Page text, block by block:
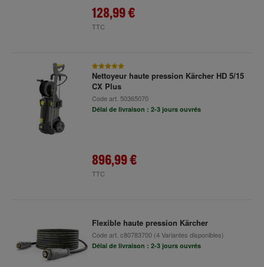
128,99 €
TTC
Nettoyeur haute pression Kärcher HD 5/15
CX Plus
Code art. 50365070
Délai de livraison : 2-3 jours ouvrés
896,99 €
TTC
Flexible haute pression Kärcher
Code art. c80783700(4 Variantes disponibles)
Délai de livraison : 2-3 jours ouvrés